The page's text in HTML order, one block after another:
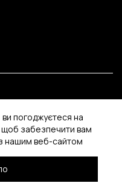
погоджуєтеся на
забезпечити вам
нашим веб-сайтом